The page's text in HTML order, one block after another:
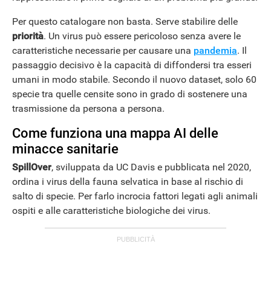
Per questo catalogare non basta. Serve stabilire delle
priorità. Un virus può essere pericoloso senza avere le
caratteristiche necessarie per causare una pandemia. Il
passaggio decisivo è la capacità di diffondersi tra esseri
umani in modo stabile. Secondo il nuovo dataset, solo 60
specie tra quelle censite sono in grado di sostenere una
trasmissione da persona a persona.
Come funziona una mappa AI delle
minacce sanitarie
SpillOver, sviluppata da UC Davis e pubblicata nel 2020,
ordina i virus della fauna selvatica in base al rischio di
salto di specie. Per farlo incrocia fattori legati agli animali
ospiti e alle caratteristiche biologiche dei virus.